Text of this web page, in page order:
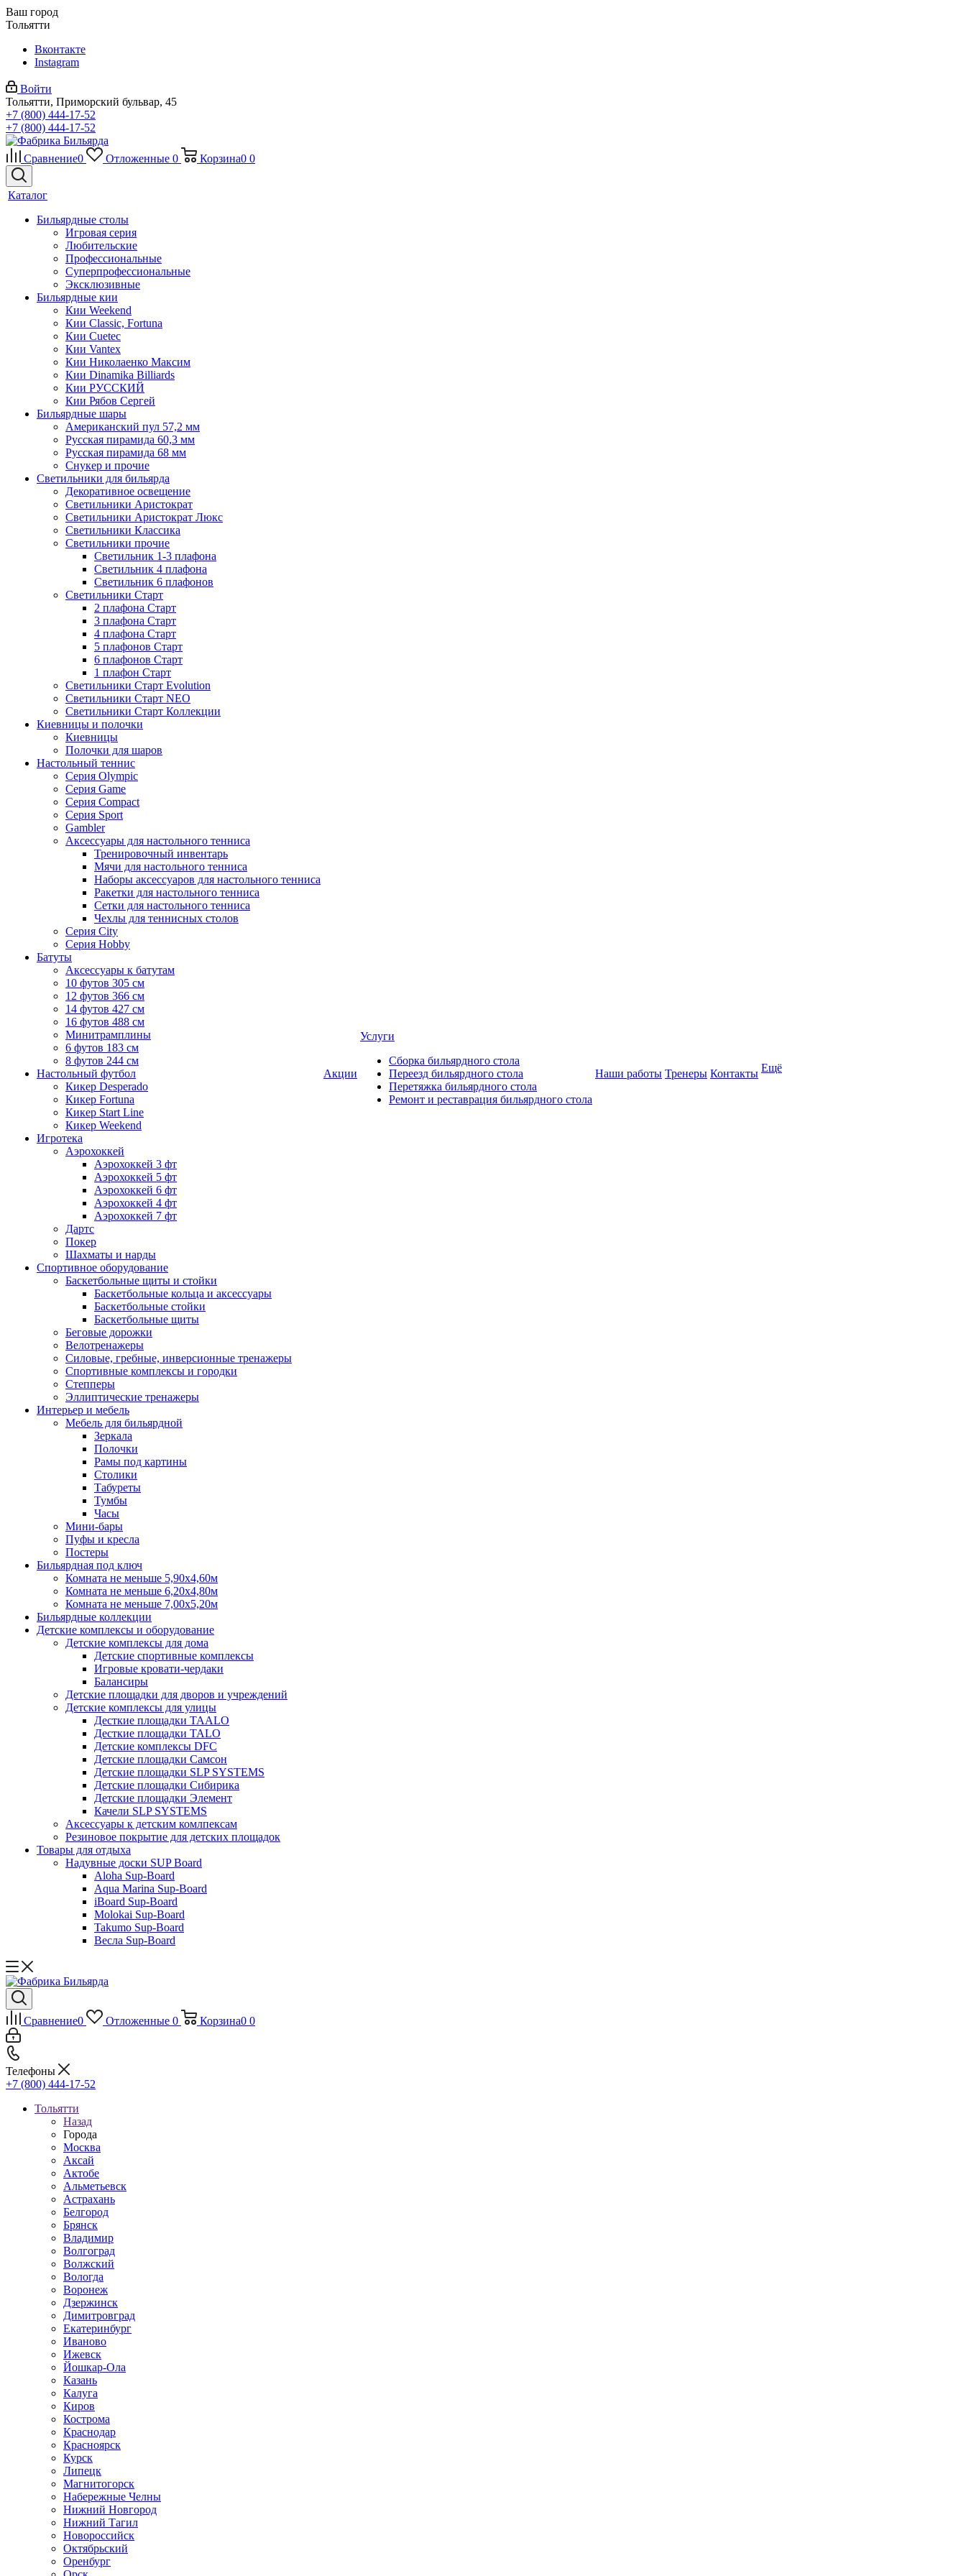
Ваш город
Тольятти
Вконтакте
Instagram
Войти
Тольятти, Приморский бульвар, 45
+7 (800) 444-17-52
+7 (800) 444-17-52
Сравнение0 Отложенные 0 Корзина0 0
Каталог
Бильярдные столы
Игровая серия
Любительские
Профессиональные
Суперпрофессиональные
Эксклюзивные
Бильярдные кии
Кии Weekend
Кии Classic, Fortuna
Кии Cuetec
Кии Vantex
Кии Николаенко Максим
Кии Dinamika Billiards
Кии РУССКИЙ
Кии Рябов Сергей
Бильярдные шары
Американский пул 57,2 мм
Русская пирамида 60,3 мм
Русская пирамида 68 мм
Снукер и прочие
Светильники для бильярда
Декоративное освещение
Светильники Аристократ
Светильники Аристократ Люкс
Светильники Классика
Светильники прочие
Светильник 1-3 плафона
Светильник 4 плафона
Светильник 6 плафонов
Светильники Старт
2 плафона Старт
3 плафона Старт
4 плафона Старт
5 плафонов Старт
6 плафонов Старт
1 плафон Старт
Светильники Старт Evolution
Светильники Старт NEO
Светильники Старт Коллекции
Киевницы и полочки
Киевницы
Полочки для шаров
Настольный теннис
Серия Olympic
Серия Game
Серия Compact
Серия Sport
Gambler
Аксессуары для настольного тенниса
Тренировочный инвентарь
Мячи для настольного тенниса
Наборы аксессуаров для настольного тенниса
Ракетки для настольного тенниса
Сетки для настольного тенниса
Чехлы для теннисных столов
Серия City
Серия Hobby
Батуты
Аксессуары к батутам
10 футов 305 см
12 футов 366 см
14 футов 427 см
16 футов 488 см
Минитрамплины
6 футов 183 см
8 футов 244 см
Настольный футбол
Кикер Desperado
Кикер Fortuna
Кикер Start Line
Кикер Weekend
Игротека
Аэрохоккей
Аэрохоккей 3 фт
Аэрохоккей 5 фт
Аэрохоккей 6 фт
Аэрохоккей 4 фт
Аэрохоккей 7 фт
Дартс
Покер
Шахматы и нарды
Спортивное оборудование
Баскетбольные щиты и стойки
Баскетбольные кольца и аксессуары
Баскетбольные стойки
Баскетбольные щиты
Беговые дорожки
Велотренажеры
Силовые, гребные, инверсионные тренажеры
Спортивные комплексы и городки
Степперы
Эллиптические тренажеры
Интерьер и мебель
Мебель для бильярдной
Зеркала
Полочки
Рамы под картины
Столики
Табуреты
Тумбы
Часы
Мини-бары
Пуфы и кресла
Постеры
Бильярдная под ключ
Комната не меньше 5,90х4,60м
Комната не меньше 6,20х4,80м
Комната не меньше 7,00х5,20м
Бильярдные коллекции
Детские комплексы и оборудование
Детские комплексы для дома
Детские спортивные комплексы
Игровые кровати-чердаки
Балансиры
Детские площадки для дворов и учреждений
Детские комплексы для улицы
Десткие площадки TAALO
Десткие площадки TALO
Детские комплексы DFC
Детские площадки Самсон
Детские площадки SLP SYSTEMS
Детские площадки Сибирика
Детские площадки Элемент
Качели SLP SYSTEMS
Аксессуары к детским комлпексам
Резиновое покрытие для детских площадок
Товары для отдыха
Надувные доски SUP Board
Aloha Sup-Board
Aqua Marina Sup-Board
iBoard Sup-Board
Molokai Sup-Board
Takumo Sup-Board
Весла Sup-Board
Акции
Услуги
Сборка бильярдного стола
Переезд бильярдного стола
Перетяжка бильярдного стола
Ремонт и реставрация бильярдного стола
Наши работы Тренеры Контакты Ещё
Сравнение0 Отложенные 0 Корзина0 0
Телефоны
+7 (800) 444-17-52
Тольятти
Назад
Города
Москва
Аксай
Актобе
Альметьевск
Астрахань
Белгород
Брянск
Владимир
Волгоград
Волжский
Вологда
Воронеж
Дзержинск
Димитровград
Екатеринбург
Иваново
Ижевск
Йошкар-Ола
Казань
Калуга
Киров
Кострома
Краснодар
Красноярск
Курск
Липецк
Магнитогорск
Набережные Челны
Нижний Новгород
Нижний Тагил
Новороссийск
Октябрьский
Оренбург